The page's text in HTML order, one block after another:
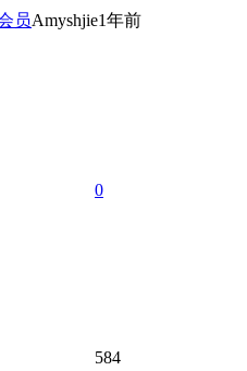
Amyshjie1年前
0
584